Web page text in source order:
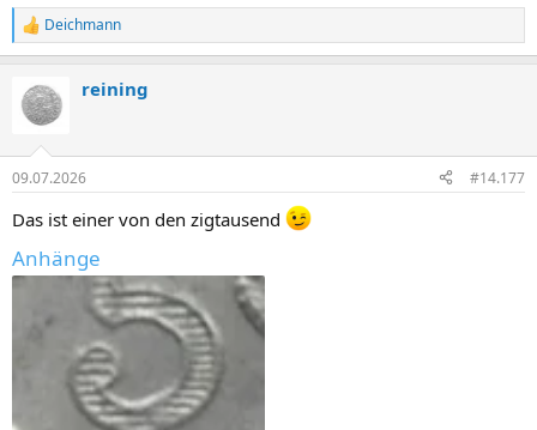
R
e
k
t
e
:
Deichmann
reining
09.07.2026 #14.177
Das ist einer von den zigtausend
Anhänge